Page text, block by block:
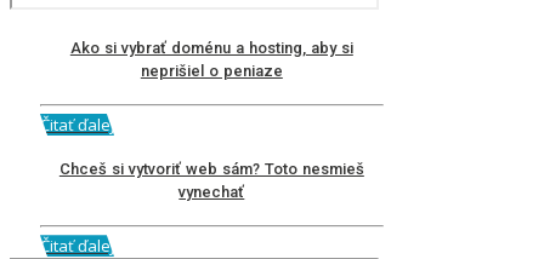
Ako si vybrať doménu a hosting, aby si
neprišiel o peniaze
Čitať ďalej
Chceš si vytvoriť web sám? Toto nesmieš
vynechať
Čitať ďalej